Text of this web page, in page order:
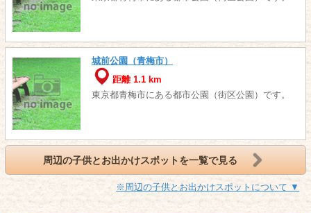
城前公園（青梅市）
距離 1.1 km
東京都青梅市にある都市公園（街区公園）です。
周辺の子供とお出かけスポットを一覧で見る
※周辺の子供とお出かけスポットについて ▼